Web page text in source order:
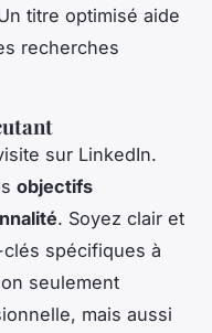
titre optimisé aide
recherches
sur LinkedIn.
objectifs
. Soyez clair et
spécifiques à
seulement
mais aussi